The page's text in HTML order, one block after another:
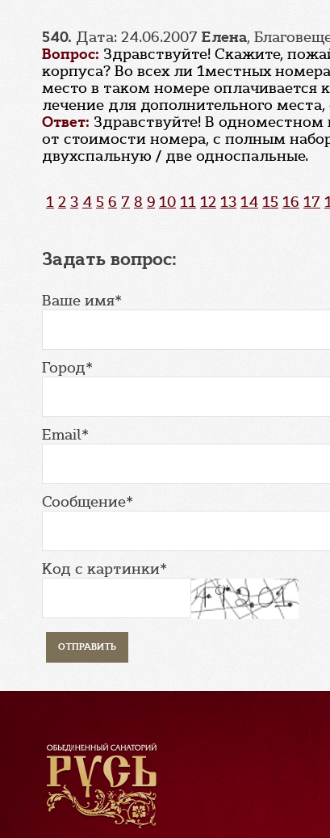
540. Дата: 24.06.2007 Елена,
Вопрос: Здравствуйте! Скажите,
корпуса? Во всех ли 1местных
место в таком номере оплачивается
лечение для дополнительного
Ответ: Здравствуйте! В одноместном
от стоимости номера, с полным
двухспальную / две односпальные.
1 2 3 4 5 6 7 8 9 10 11 12 13 14 15 16 17
Задать вопрос:
Ваше имя*
Город*
Email*
Сообщение*
Код с картинки*